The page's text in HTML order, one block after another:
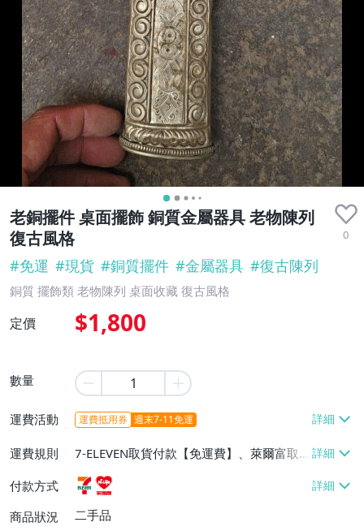
老銅擺件 桌面擺飾 銅質金屬器具 老物陳列
復古風格
0
#免運 #現貨 #銅質擺件 #金屬器具 #復古陳列
銅質 擺飾類 老物陳列 桌面收藏 復古風格
定價 $1,800
數量
運費活動 運費抵用券 週末7-11免運
運費規則
7-ELEVEN取貨付款【免運費】、萊爾富取
貨付款【免運費】
付款方式
商品狀況
二手品